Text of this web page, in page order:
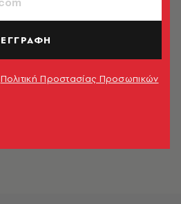
ΕΓΓΡΑΦΗ
Πολιτική Προστασίας Προσωπικών